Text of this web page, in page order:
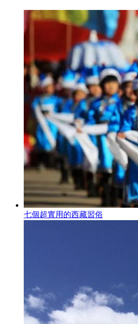
七個超實用的西藏習俗